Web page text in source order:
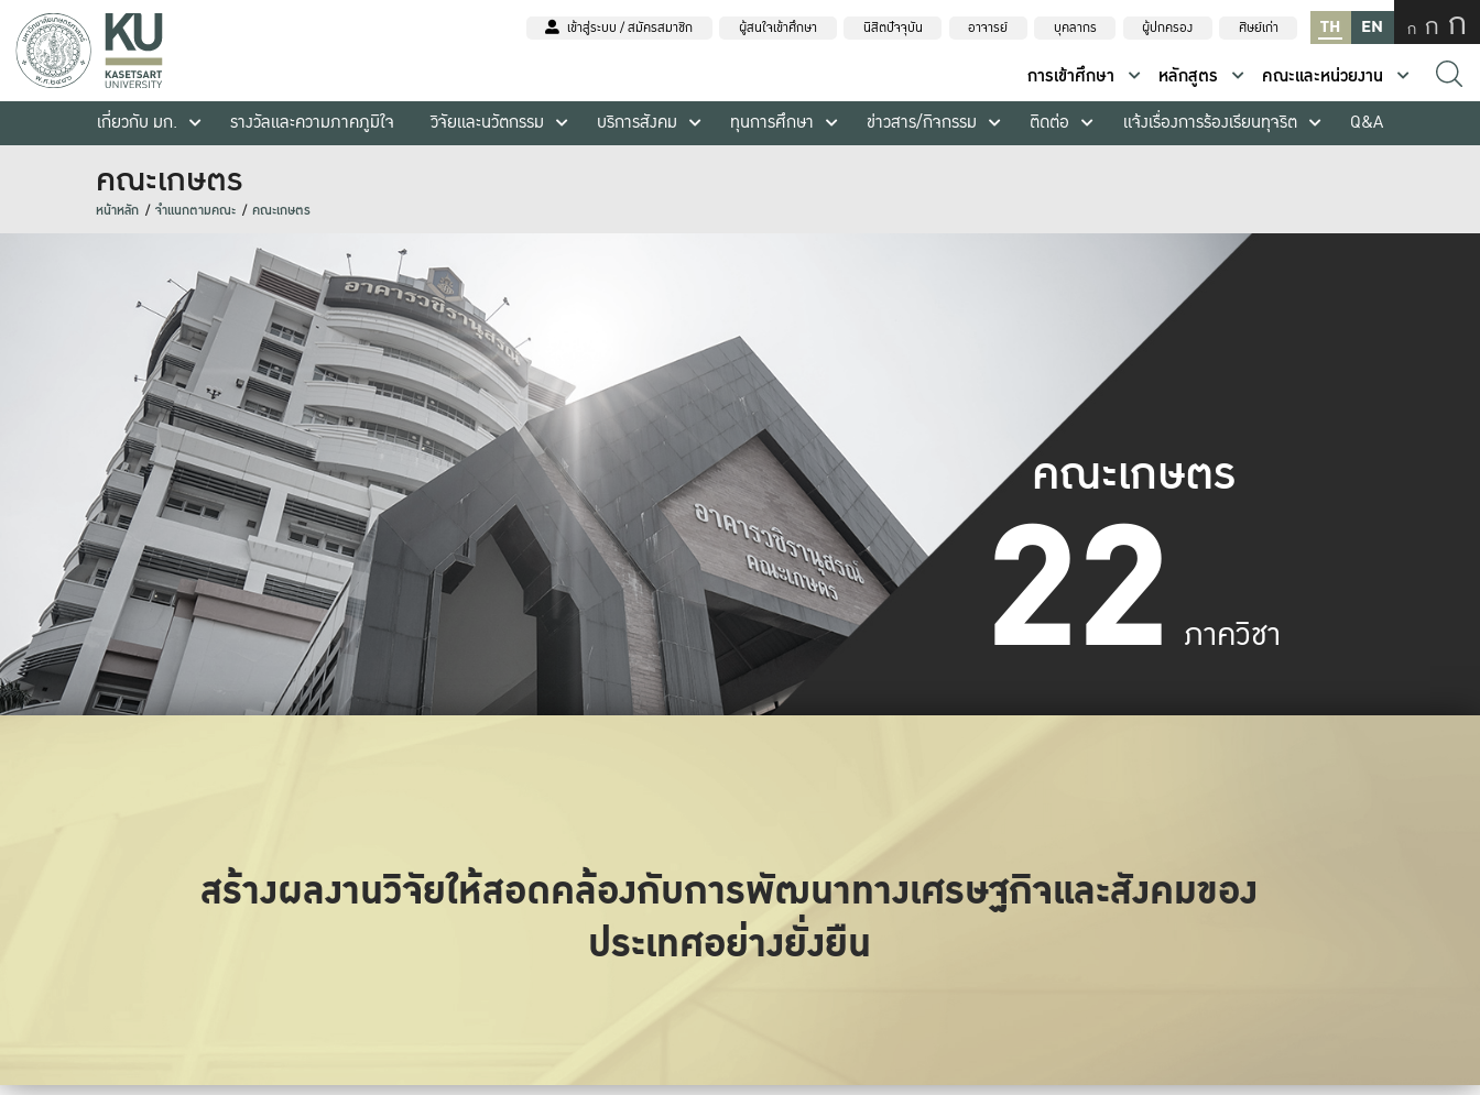
เข้าสู่ระบบ / สมัครสมาชิก ผู้สนใจเข้าศึกษา นิสิตปัจจุบัน อาจารย์ บุคลากร ผู้ปกครอง ศิษย์เก่า TH EN ก ก ก
การเข้าศึกษา หลักสูตร
คณะและหน่วยงาน
เกี่ยวกับ มก.
รางวัลและความภาคภูมิใจ วิจัยและนวัตกรรม บริการสังคม ทุนการศึกษา ข่าวสาร/กิจกรรม ติดต่อ แจ้งเรื่องการร้องเรียนทุจริต Q&A
คณะเกษตร
หน้าหลัก จำแนกตามคณะ คณะเกษตร
คณะเกษตร
22 ภาควิชา
สร้างผลงานวิจัยให้สอดคล้องกับการพัฒนาทางเศรษฐกิจและสังคมของ
ประเทศอย่างยั่งยืน